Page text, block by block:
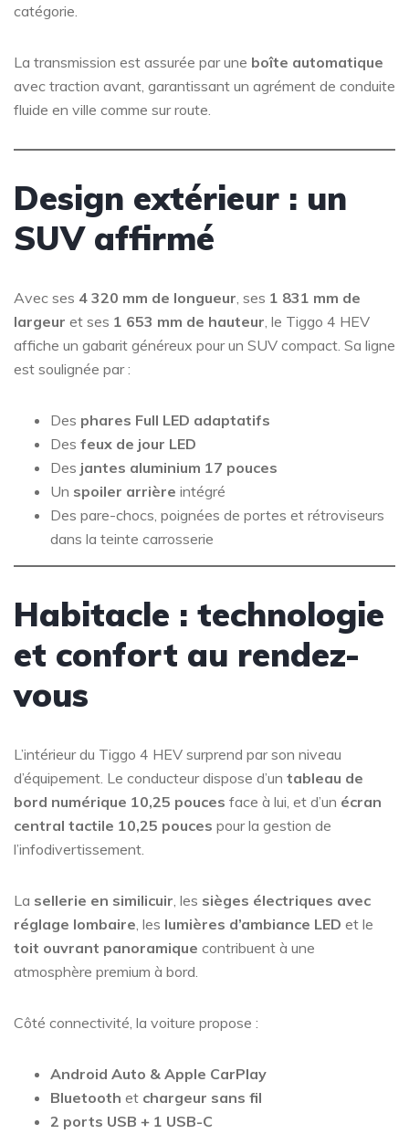
catégorie.
La transmission est assurée par une boîte automatique
avec traction avant, garantissant un agrément de conduite
fluide en ville comme sur route.
Design extérieur : un
SUV affirmé
Avec ses 4 320 mm de longueur , ses 1 831 mm de
largeur et ses 1 653 mm de hauteur , le Tiggo 4 HEV
affiche un gabarit généreux pour un SUV compact. Sa ligne
est soulignée par :
Des phares Full LED adaptatifs
Des feux de jour LED
Des jantes aluminium 17 pouces
Un spoiler arrière intégré
Des pare-chocs, poignées de portes et rétroviseurs
dans la teinte carrosserie
Habitacle : technologie
et confort au rendez-
vous
L’intérieur du Tiggo 4 HEV surprend par son niveau
d’équipement. Le conducteur dispose d’un tableau de
bord numérique 10,25 pouces face à lui, et d’un écran
central tactile 10,25 pouces pour la gestion de
l’infodivertissement.
La sellerie en similicuir , les sièges électriques avec
réglage lombaire , les lumières d’ambiance LED et le
toit ouvrant panoramique contribuent à une
atmosphère premium à bord.
Côté connectivité, la voiture propose :
Android Auto & Apple CarPlay
Bluetooth et chargeur sans fil
2 ports USB + 1 USB-C